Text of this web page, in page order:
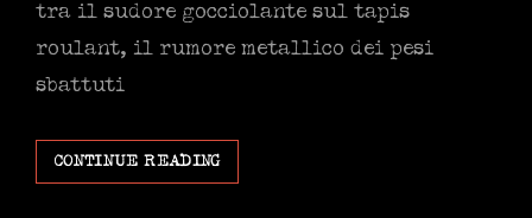
tra il sudore gocciolante sul tapis
roulant, il rumore metallico dei pesi
sbattuti
CONTINUE READINGBIODEGRADABILITÀ
DEL